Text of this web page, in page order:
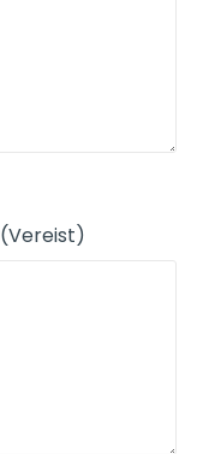
(Vereist)